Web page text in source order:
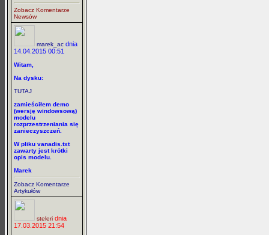
Zobacz Komentarze
Newsów
marek_ac dnia
14.04.2015 00:51
Witam,
Na dysku:
TUTAJ
zamieściłem demo
(wersję windowsową)
modelu
rozprzestrzeniania się
zanieczyszczeń.
W pliku vanadis.txt
zawarty jest krótki
opis modelu.
Marek
Zobacz Komentarze
Artykułów
steleri dnia
17.03.2015 21:54